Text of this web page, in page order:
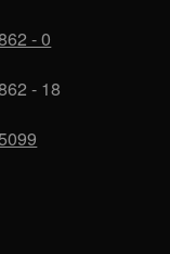
- 0
- 18